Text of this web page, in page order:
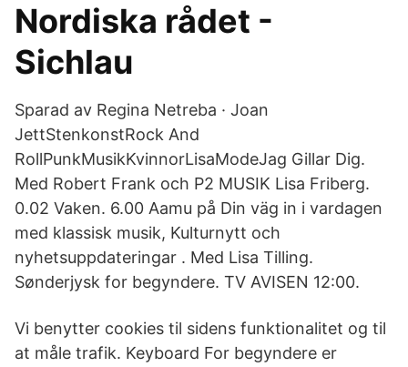
Nordiska rådet -
Sichlau
Sparad av Regina Netreba · Joan
JettStenkonstRock And
RollPunkMusikKvinnorLisaModeJag Gillar Dig.
Med Robert Frank och P2 MUSIK Lisa Friberg.
0.02 Vaken. 6.00 Aamu på Din väg in i vardagen
med klassisk musik, Kulturnytt och
nyhetsuppdateringar . Med Lisa Tilling.
Sønderjysk for begyndere. TV AVISEN 12:00.
Vi benytter cookies til sidens funktionalitet og til
at måle trafik. Keyboard For begyndere er